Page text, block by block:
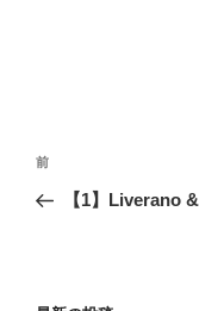
前
【1】Liverano